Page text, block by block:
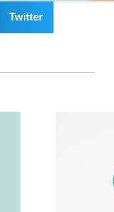
Twitter